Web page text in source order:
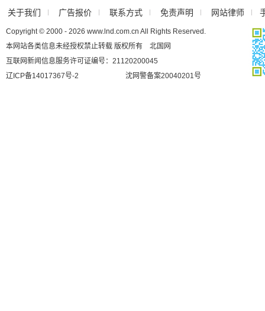
关于我们 广告报价 联系方式 免责声明 网站律师
Copyright © 2000 - 2026 www.lnd.com.cn All Rights Reserved.
本网站各类信息未经授权禁止转载 版权所有 北国网
互联网新闻信息服务许可证编号：21120200045
辽ICP备14017367号-2
沈网警备案20040201号